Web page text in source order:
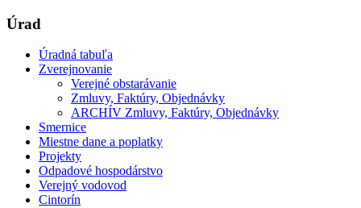
Úrad
Úradná tabuľa
Zverejnovanie
Verejné obstarávanie
Zmluvy, Faktúry, Objednávky
ARCHÍV Zmluvy, Faktúry, Objednávky
Smernice
Miestne dane a poplatky
Projekty
Odpadové hospodárstvo
Verejný vodovod
Cintorín